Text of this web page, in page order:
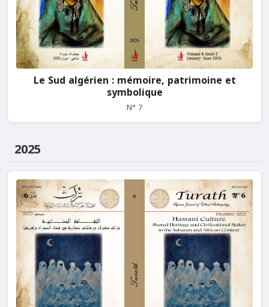
Le Sud algérien : mémoire, patrimoine et
symbolique
N° 7
2025